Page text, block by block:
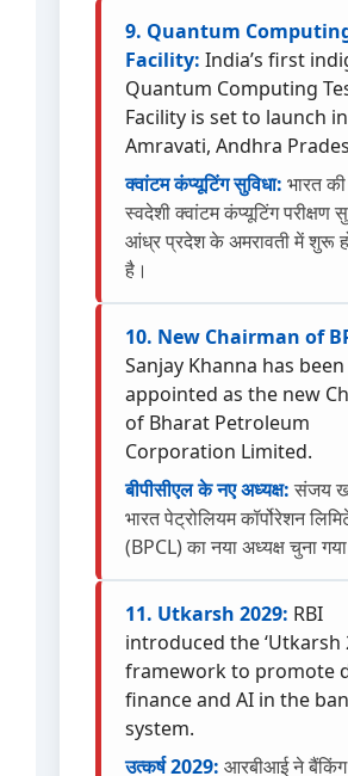
9. Quantum
Facility: India’s first
Quantum Computing
Facility is set to launch in
Amravati, Andhra
क्वांटम कंप्यूटिंग सुविधा: भारत
स्वदेशी क्वांटम कंप्यूटिंग परीक्षण
आंध्र प्रदेश के अमरावती में शुरू
है।
10. New Chairman of
Sanjay Khanna has been
appointed as the new
of Bharat Petroleum
Corporation Limited.
बीपीसीएल के नए अध्यक्ष:संजय
भारत पेट्रोलियम कॉर्पोरेशन
(BPCL) का नया अध्यक्ष चुना
11. Utkarsh 2029: RBI
introduced the ‘Utkarsh
framework to promote
finance and AI in the
system.
उत्कर्ष 2029: आरबीआई ने